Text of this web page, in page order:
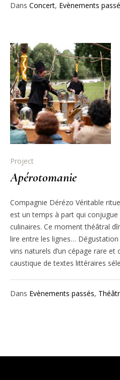
Dans Concert, Evènements
Project
Apérotomanie
Compagnie Dérézo Véritable
est un temps à part qui
culinaires. Ce moment théâtral
lire entre les lignes…
vins naturels d’un cépage rare
caustique de textes littéraires
Dans Evènements passés,